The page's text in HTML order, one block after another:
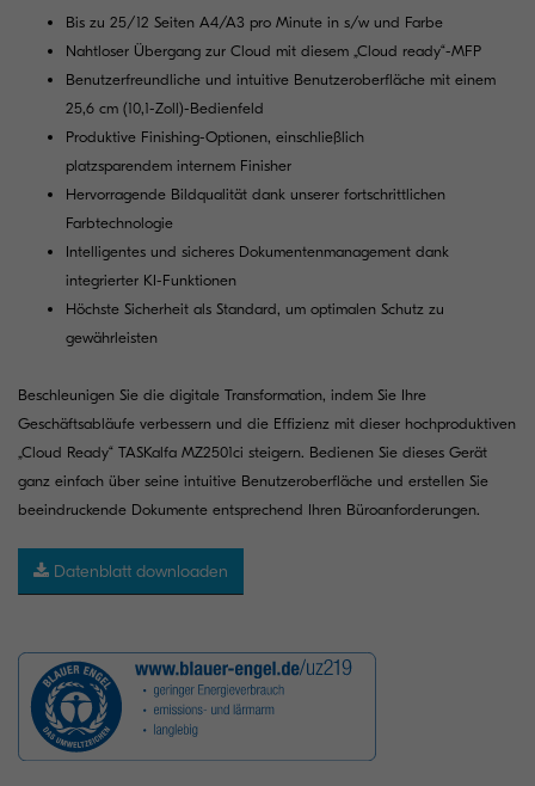
Bis zu 25/12 Seiten A4/A3 pro Minute in s/w und Farbe
Nahtloser Übergang zur Cloud mit diesem „Cloud ready“-MFP
Benutzerfreundliche und intuitive Benutzeroberfläche mit einem
25,6 cm (10,1-Zoll)-Bedienfeld
Produktive Finishing-Optionen, einschließlich
platzsparendem internem Finisher
Hervorragende Bildqualität dank unserer fortschrittlichen
Farbtechnologie
Intelligentes und sicheres Dokumentenmanagement dank
integrierter KI-Funktionen
Höchste Sicherheit als Standard, um optimalen Schutz zu
gewährleisten
Beschleunigen Sie die digitale Transformation, indem Sie Ihre
Geschäftsabläufe verbessern und die Effizienz mit dieser hochproduktiven
„Cloud Ready“ TASKalfa MZ2501ci steigern. Bedienen Sie dieses Gerät
ganz einfach über seine intuitive Benutzeroberfläche und erstellen Sie
beeindruckende Dokumente entsprechend Ihren Büroanforderungen.
Datenblatt downloaden